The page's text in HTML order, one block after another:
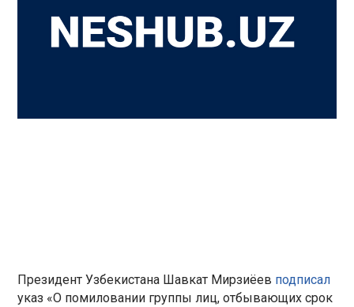
Президент Узбекистана Шавкат Мирзиёев подписал
указ «О помиловании группы лиц, отбывающих срок